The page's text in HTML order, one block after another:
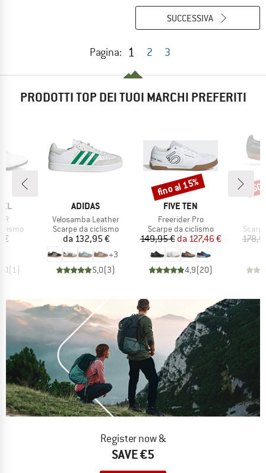
Pagina: 1 2 3
SUCCESSIVA
PRODOTTI TOP DEI TUOI MARCHI PREFERITI
€
( 1)
MARCHIO
ADIDAS
Articolo
Velosamba Leather
Gruppo di prodotti
Scarpe da ciclismo
Prezzo
da 132,95 €
+3
5,0(3)
MARCHIO
FIVE TEN
Articolo
Freerider Pro
Gruppo di prodotti
Scarpe da ciclismo
Prezzo
149,95 € Prezzo ridotto
da 127,46 €
4,9(20)
Sconto
fino al 15%
Register now &
SAVE €5